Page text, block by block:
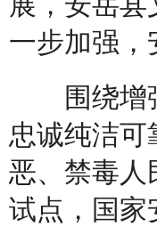
一步加强，
围绕增强
忠诚纯洁可
恶、禁毒人
试点，国家